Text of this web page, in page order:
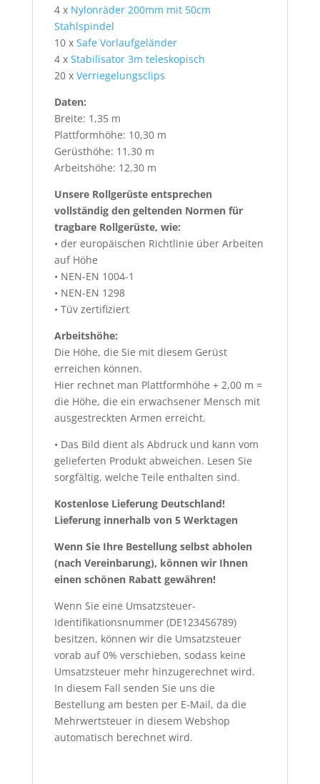
4 x Nylonräder 200mm mit 50cm
Stahlspindel
10 xSafe Vorlaufgeländer
4 x Stabilisator 3m teleskopisch
20 x Verriegelungsclips
Daten:
Breite: 1,35 m
Plattformhöhe: 10,30 m
Gerüsthöhe: 11,30 m
Arbeitshöhe: 12,30 m
Unsere Rollgerüste entsprechen
vollständig den geltenden Normen für
tragbare Rollgerüste, wie:
• der europäischen Richtlinie über Arbeiten
auf Höhe
• NEN-EN 1004-1
• NEN-EN 1298
• Tüv zertifiziert
Arbeitshöhe:
Die Höhe, die Sie mit diesem Gerüst
erreichen können.
Hier rechnet man Plattformhöhe + 2,00 m =
die Höhe, die ein erwachsener Mensch mit
ausgestreckten Armen erreicht.
• Das Bild dient als Abdruck und kann vom
gelieferten Produkt abweichen. Lesen Sie
sorgfältig, welche Teile enthalten sind.
Kostenlose Lieferung Deutschland!
Lieferung innerhalb von 5 Werktagen
Wenn Sie Ihre Bestellung selbst abholen
(nach Vereinbarung), können wir Ihnen
einen schönen Rabatt gewähren!
Wenn Sie eine Umsatzsteuer-
Identifikationsnummer (DE123456789)
besitzen, können wir die Umsatzsteuer
vorab auf 0% verschieben, sodass keine
Umsatzsteuer mehr hinzugerechnet wird.
In diesem Fall senden Sie uns die
Bestellung am besten per E-Mail, da die
Mehrwertsteuer in diesem Webshop
automatisch berechnet wird.